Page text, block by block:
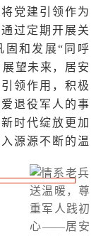
党建引领作为
过定期开展关
固和发展“同呼
望未来，居安
领作用，积极
退役军人的事
时代绽放更加
源源不断的温